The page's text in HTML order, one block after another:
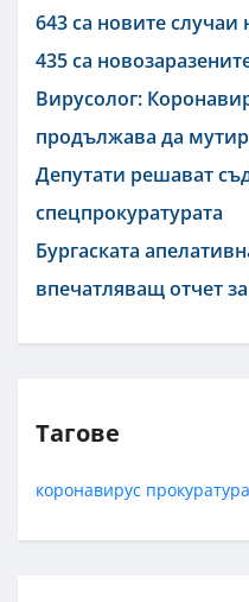
643 са новите случаи
435 са
Вирусолог:
продължава да
Депутати решават
спецпрокуратурата
Бургаската
впечатляващ отчет
Тагове
коронавирус прокуратура